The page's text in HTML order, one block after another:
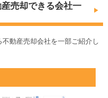
売却できる会社一
動産売却会社を一部ご紹介し